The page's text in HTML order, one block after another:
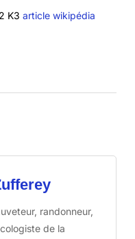
K3 article wikipédia
randonneur,
de la